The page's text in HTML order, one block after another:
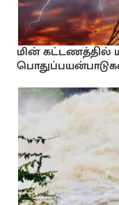
மின் கட்டணத்தில்